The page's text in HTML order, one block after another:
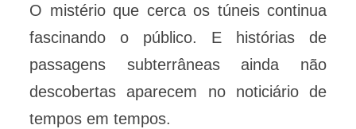
O mistério que cerca os túneis continua
fascinando o público. E histórias de
passagens subterrâneas ainda não
descobertas aparecem no noticiário de
tempos em tempos.